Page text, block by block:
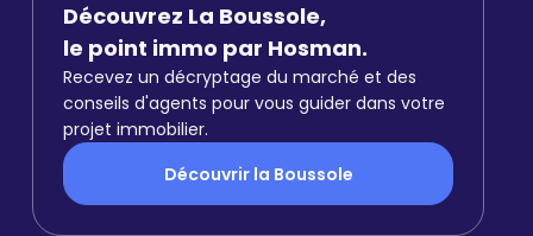
Découvrez La Boussole,
le point immo par Hosman.
Recevez un décryptage du marché et des
conseils d'agents pour vous guider dans votre
projet immobilier.
Découvrir la Boussole